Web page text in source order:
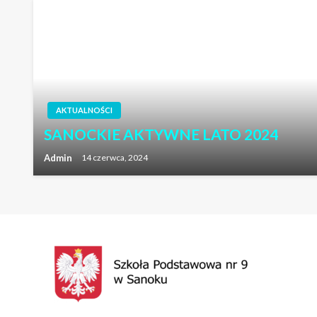
AKTUALNOŚCI
SANOCKIE AKTYWNE LATO 2024
Admin 14 czerwca, 2024